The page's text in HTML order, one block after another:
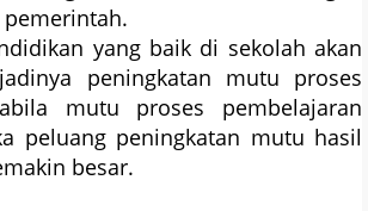
yang baik di sekolah akan
peningkatan mutu proses
mutu proses pembelajaran
peluang peningkatan mutu hasil
besar.